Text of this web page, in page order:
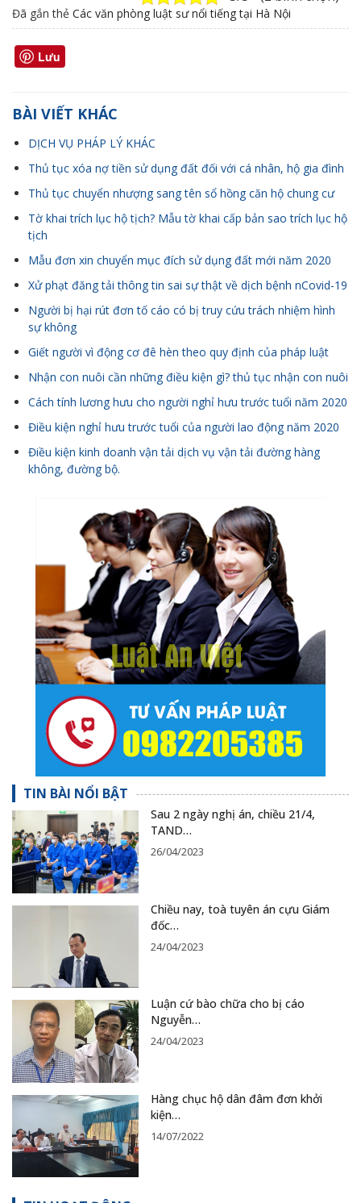
Đã gắn thẻ Các văn phòng luật sư nổi tiếng tại Hà Nội
Lưu
BÀI VIẾT KHÁC
DỊCH VỤ PHÁP LÝ KHÁC
Thủ tục xóa nợ tiền sử dụng đất đối với cá nhân, hộ gia đình
Thủ tục chuyển nhượng sang tên sổ hồng căn hộ chung cư
Tờ khai trích lục hộ tịch? Mẫu tờ khai cấp bản sao trích lục hộ
tịch
Mẫu đơn xin chuyển mục đích sử dụng đất mới năm 2020
Xử phạt đăng tải thông tin sai sự thật về dịch bệnh nCovid-19
Người bị hại rút đơn tố cáo có bị truy cứu trách nhiệm hình
sự không
Giết người vì động cơ đê hèn theo quy định của pháp luật
Nhận con nuôi cần những điều kiện gì? thủ tục nhận con nuôi
Cách tính lương hưu cho người nghỉ hưu trước tuổi năm 2020
Điều kiện nghỉ hưu trước tuổi của người lao động năm 2020
Điều kiện kinh doanh vận tải dịch vụ vận tải đường hàng
không, đường bộ.
TIN BÀI NỔI BẬT
Sau 2 ngày nghị án, chiều 21/4,
TAND…
26/04/2023
Chiều nay, toà tuyên án cựu Giám
đốc…
24/04/2023
Luận cứ bào chữa cho bị cáo
Nguyễn…
24/04/2023
Hàng chục hộ dân đâm đơn khởi
kiện…
14/07/2022